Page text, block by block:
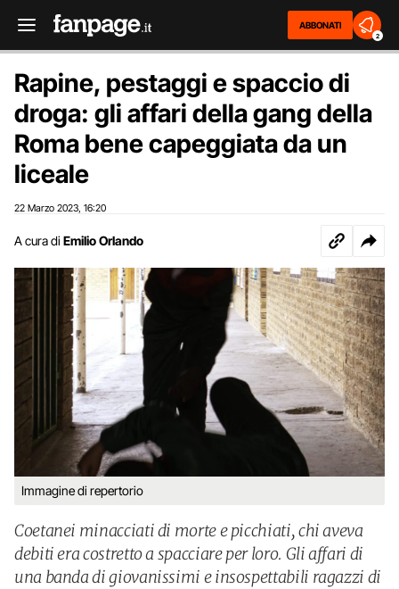
ABBONATI
2
Rapine, pestaggi e spaccio di
droga: gli affari della gang della
Roma bene capeggiata da un
liceale
22 Marzo 2023 16:20
A cura di Emilio Orlando
Immagine di repertorio
Coetanei minacciati di morte e picchiati, chi aveva
debiti era costretto a spacciare per loro. Gli affari di
una banda di giovanissimi e insospettabili ragazzi di